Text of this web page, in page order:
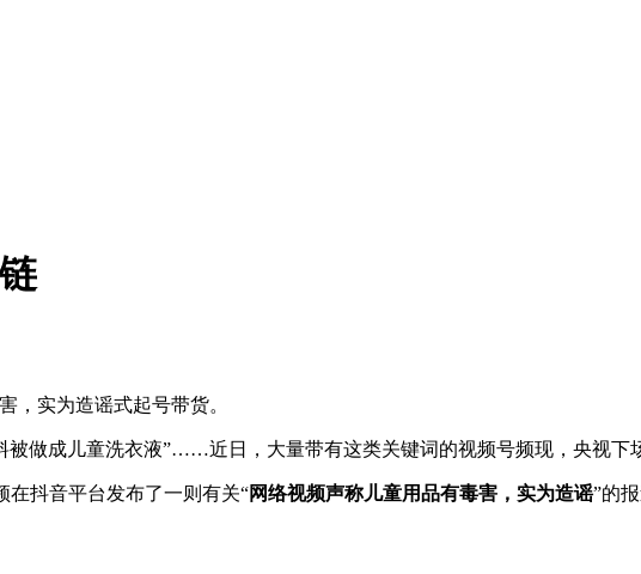
，实为造谣式起号带货。
被做成儿童洗衣液”……近日，大量带有这类关键词的视频号频现，央视下
在抖音平台发布了一则有关“网络视频声称儿童用品有毒害，实为造谣”的